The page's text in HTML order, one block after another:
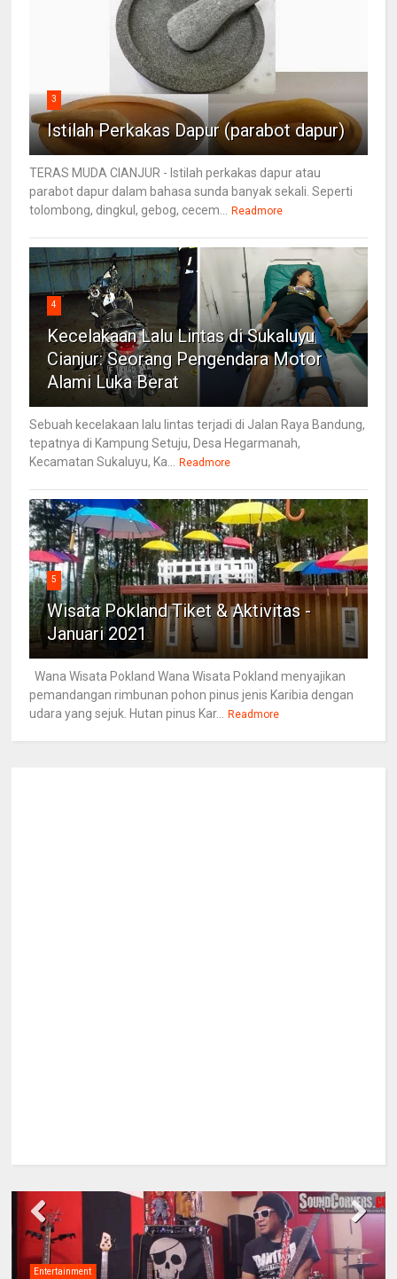
3
Istilah Perkakas Dapur (parabot dapur)
TERAS MUDA CIANJUR - Istilah perkakas dapur atau
parabot dapur dalam bahasa sunda banyak sekali. Seperti
tolombong, dingkul, gebog, cecem...
Readmore
4
Kecelakaan Lalu Lintas di Sukaluyu
Cianjur: Seorang Pengendara Motor
Alami Luka Berat
Sebuah kecelakaan lalu lintas terjadi di Jalan Raya Bandung,
tepatnya di Kampung Setuju, Desa Hegarmanah,
Kecamatan Sukaluyu, Ka...
Readmore
5
Wisata Pokland Tiket & Aktivitas -
Januari 2021
Wana Wisata Pokland Wana Wisata Pokland menyajikan
pemandangan rimbunan pohon pinus jenis Karibia dengan
udara yang sejuk. Hutan pinus Kar...
Readmore
Entertainment